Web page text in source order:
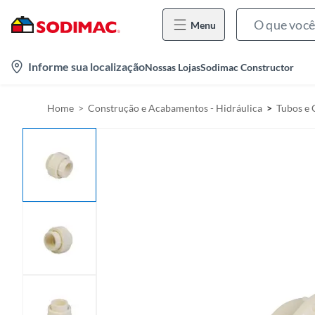
Menu
Informe sua localizaçãoNossas LojasSodimac Constructor
Home Construção e Acabamentos - Hidráulica Tubos e